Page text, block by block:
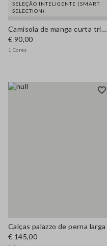
SELEÇÃO INTELIGENTE (SMART
SELECTION)
Camisola de manga curta tricot
€ 90,00
1 Cores
Calças palazzo de perna larga
€ 145,00